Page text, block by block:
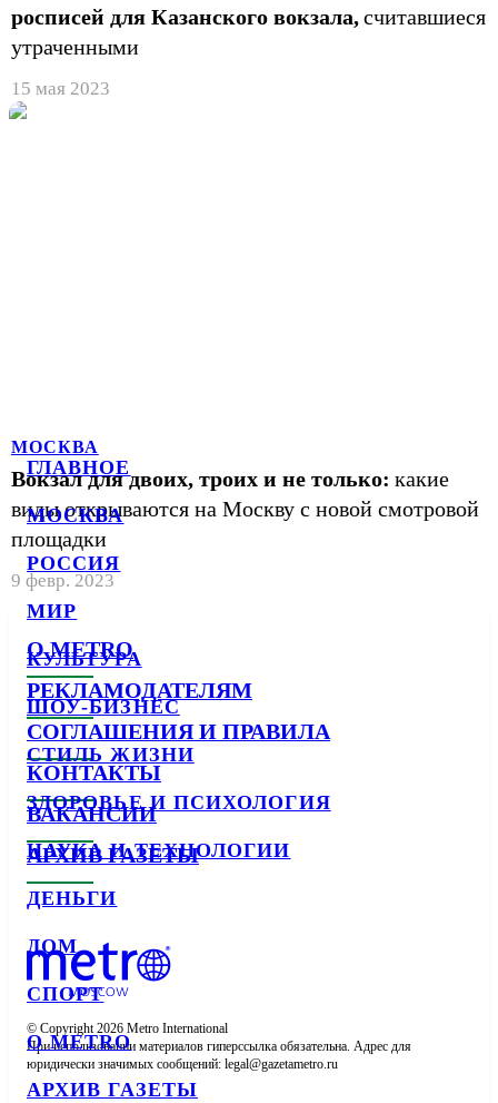
ГЛАВНОЕ
МОСКВА
РОССИЯ
МИР
КУЛЬТУРА
ШОУ-БИЗНЕС
СТИЛЬ ЖИЗНИ
ЗДОРОВЬЕ И ПСИХОЛОГИЯ
НАУКА И ТЕХНОЛОГИИ
ДЕНЬГИ
ДОМ
СПОРТ
О METRO
АРХИВ ГАЗЕТЫ
росписей для Казанского вокзала,считавшиеся
утраченными
15 мая 2023
МОСКВА
Вокзал для двоих, троих и не только: какие
виды открываются на Москву с новой смотровой
площадки
9 февр. 2023
О METRO
РЕКЛАМОДАТЕЛЯМ
СОГЛАШЕНИЯ И ПРАВИЛА
КОНТАКТЫ
ВАКАНСИИ
АРХИВ ГАЗЕТЫ
© Copyright 2026 Metro International
При использовании материалов гиперссылка обязательна. Адрес для
юридически значимых сообщений: